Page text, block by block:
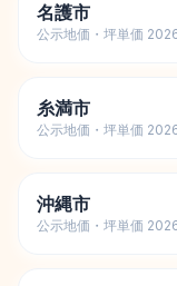
名護市
公示地価・坪単価
糸満市
公示地価・坪単価
沖縄市
公示地価・坪単価